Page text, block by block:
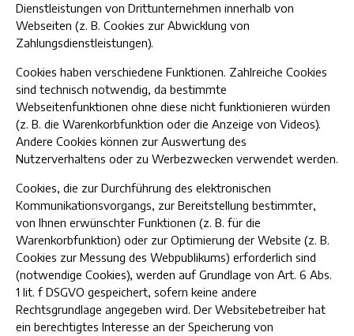
Dienstleistungen von Drittunternehmen innerhalb von
Webseiten (z. B. Cookies zur Abwicklung von
Zahlungsdienstleistungen).
Cookies haben verschiedene Funktionen. Zahlreiche Cookies
sind technisch notwendig, da bestimmte
Webseitenfunktionen ohne diese nicht funktionieren würden
(z. B. die Warenkorbfunktion oder die Anzeige von Videos).
Andere Cookies können zur Auswertung des
Nutzerverhaltens oder zu Werbezwecken verwendet werden.
Cookies, die zur Durchführung des elektronischen
Kommunikationsvorgangs, zur Bereitstellung bestimmter,
von Ihnen erwünschter Funktionen (z. B. für die
Warenkorbfunktion) oder zur Optimierung der Website (z. B.
Cookies zur Messung des Webpublikums) erforderlich sind
(notwendige Cookies), werden auf Grundlage von Art. 6 Abs.
1 lit. f DSGVO gespeichert, sofern keine andere
Rechtsgrundlage angegeben wird. Der Websitebetreiber hat
ein berechtigtes Interesse an der Speicherung von